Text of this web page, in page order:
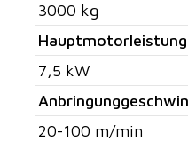
3000 kg
Hauptmotorleistung
7,5 kW
20-100 m/min